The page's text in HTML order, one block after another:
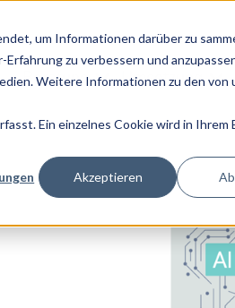
um Informationen darüber zu
zu verbessern und
Weitere Informationen zu den von
Ein einzelnes Cookie wird in Ihrem
Akzeptieren
LESEN! | NEU: DIE GRAPHWISE
Beratung Umsetzung